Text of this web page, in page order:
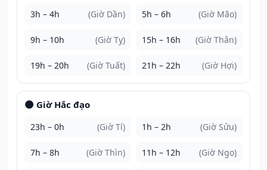
3h – 4h (Giờ Dần) 5h – 6h (Giờ Mão)
9h – 10h (Giờ Tỵ) 15h – 16h (Giờ Thân)
19h – 20h (Giờ Tuất) 21h – 22h (Giờ Hợi)
🌑 Giờ Hắc đạo
23h – 0h (Giờ Tí) 1h – 2h (Giờ Sửu)
7h – 8h (Giờ Thìn) 11h – 12h (Giờ Ngọ)